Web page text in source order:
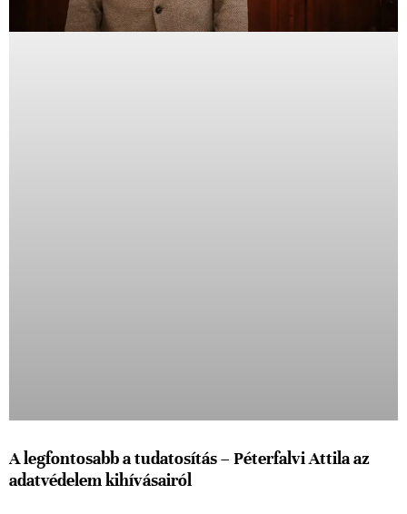
A legfontosabb a tudatosítás – Péterfalvi Attila az
adatvédelem kihívásairól